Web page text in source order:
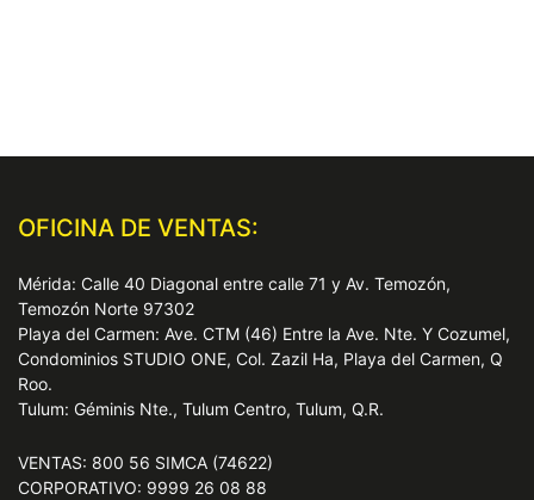
OFICINA DE VENTAS:
Mérida: Calle 40 Diagonal entre calle 71 y Av. Temozón,
Temozón Norte 97302
Playa del Carmen: Ave. CTM (46) Entre la Ave. Nte. Y Cozumel,
Condominios STUDIO ONE, Col. Zazil Ha, Playa del Carmen, Q
Roo.
Tulum: Géminis Nte., Tulum Centro, Tulum, Q.R.
VENTAS: 800 56 SIMCA (74622)
CORPORATIVO: 9999 26 08 88